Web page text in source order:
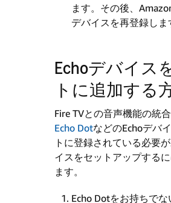
ます。その後、
デバイスを再登録しま
Echoデバイス
トに追加する
Fire TVとの音声機能の統
Echo DotなどのEchoデバ
トに登録されている必要
イスをセットアップする
ます。
Echo Dotをお持ちで